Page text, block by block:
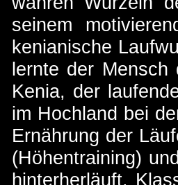
seinem
kenianische
lernte der
Kenia, der
im Hochland bei
Ernährung der
(Höhentraining)
hinterherläuft.